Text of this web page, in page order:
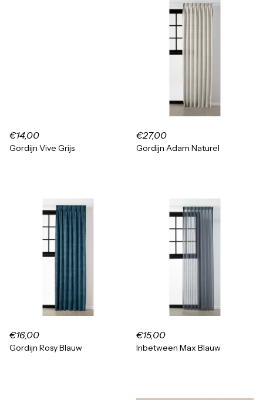
€14,00
Gordijn Vive Grijs
€27,00
Gordijn Adam Naturel
€16,00
Gordijn Rosy Blauw
€15,00
Inbetween Max Blauw